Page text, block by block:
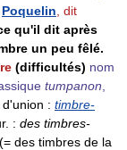
Poquelin , dit
qu'il dit après
un peu fêlé.
(difficultés) nom
tumpanon
: timbre-
: des timbres-
(= des timbres de la